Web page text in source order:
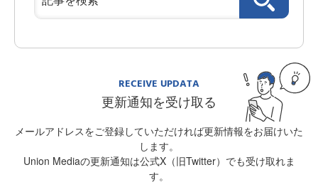
RECEIVE UPDATA
更新通知を受け取る
メールアドレスをご登録していただければ更新情報をお届けいた
します。
Union Mediaの更新通知は公式X（旧Twitter）でも受け取れま
す。